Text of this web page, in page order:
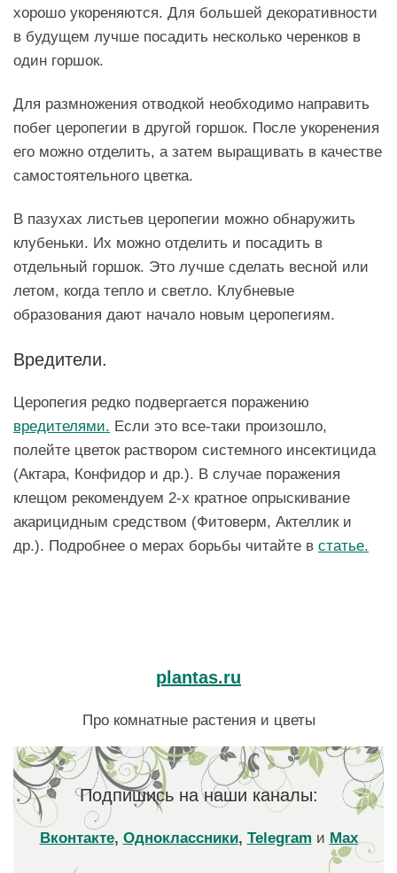
хорошо укореняются. Для большей декоративности
в будущем лучше посадить несколько черенков в
один горшок.
Для размножения отводкой необходимо направить
побег церопегии в другой горшок. После укоренения
его можно отделить, а затем выращивать в качестве
самостоятельного цветка.
В пазухах листьев церопегии можно обнаружить
клубеньки. Их можно отделить и посадить в
отдельный горшок. Это лучше сделать весной или
летом, когда тепло и светло. Клубневые
образования дают начало новым церопегиям.
Вредители.
Церопегия редко подвергается поражению
вредителями. Если это все-таки произошло,
полейте цветок раствором системного инсектицида
(Актара, Конфидор и др.). В случае поражения
клещом рекомендуем 2-х кратное опрыскивание
акарицидным средством (Фитоверм, Актеллик и
др.). Подробнее о мерах борьбы читайте в статье.
plantas.ru
Про комнатные растения и цветы
Подпишись на наши каналы:
Вконтакте, Одноклассники, Telegram и Max